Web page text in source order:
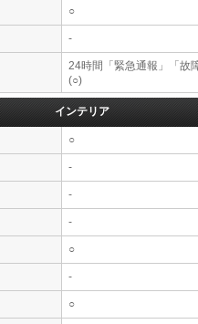
○
-
24時間「緊急通報」「故
(○)
インテリア
○
-
-
-
○
-
○